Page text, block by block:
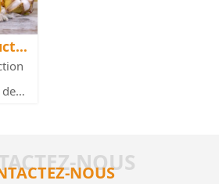
NOUS
NOUS